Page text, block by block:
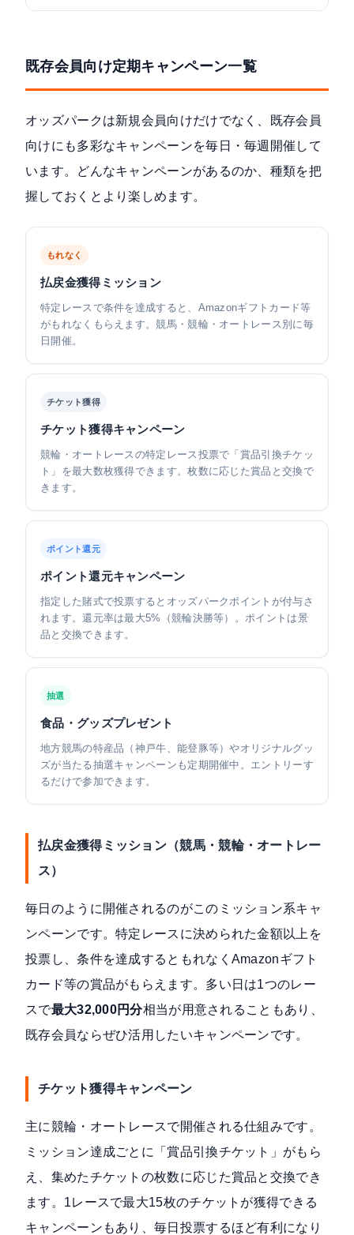
既存会員向け定期キャンペーン一覧
オッズパークは新規会員向けだけでなく、既存会員
向けにも多彩なキャンペーンを毎日・毎週開催して
います。どんなキャンペーンがあるのか、種類を把
握しておくとより楽しめます。
もれなく
払戻金獲得ミッション
特定レースで条件を達成すると、Amazonギフトカード等
がもれなくもらえます。競馬・競輪・オートレース別に毎
日開催。
チケット獲得
チケット獲得キャンペーン
競輪・オートレースの特定レース投票で「賞品引換チケッ
ト」を最大数枚獲得できます。枚数に応じた賞品と交換で
きます。
ポイント還元
ポイント還元キャンペーン
指定した賭式で投票するとオッズパークポイントが付与さ
れます。還元率は最大5%（競輪決勝等）。ポイントは景
品と交換できます。
抽選
食品・グッズプレゼント
地方競馬の特産品（神戸牛、能登豚等）やオリジナルグッ
ズが当たる抽選キャンペーンも定期開催中。エントリーす
るだけで参加できます。
払戻金獲得ミッション（競馬・競輪・オートレー
ス）
毎日のように開催されるのがこのミッション系キャ
ンペーンです。特定レースに決められた金額以上を
投票し、条件を達成するともれなくAmazonギフト
カード等の賞品がもらえます。多い日は1つのレー
スで最大32,000円分相当が用意されることもあり、
既存会員ならぜひ活用したいキャンペーンです。
チケット獲得キャンペーン
主に競輪・オートレースで開催される仕組みです。
ミッション達成ごとに「賞品引換チケット」がもら
え、集めたチケットの枚数に応じた賞品と交換でき
ます。1レースで最大15枚のチケットが獲得できる
キャンペーンもあり、毎日投票するほど有利になり